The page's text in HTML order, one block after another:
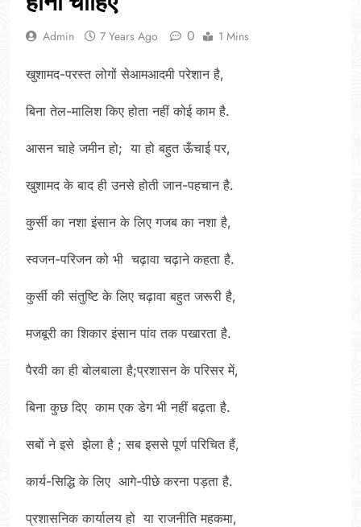
Admin 7 Years Ago 0 1 Mins
खुशामद-परस्त लोगों सेआमआदमी परेशान है,
बिना तेल-मालिश किए होता नहीं कोई काम है.
आसन चाहे जमीन हो; या हो बहुत ऊँचाई पर,
खुशामद के बाद ही उनसे होती जान-पहचान है.
कुर्सी का नशा इंसान के लिए गजब का नशा है,
स्वजन-परिजन को भी चढ़ावा चढ़ाने कहता है.
कुर्सी की संतुष्टि के लिए चढ़ावा बहुत जरूरी है,
मजबूरी का शिकार इंसान पांव तक पखारता है.
पैरवी का ही बोलबाला है;प्रशासन के परिसर में,
बिना कुछ दिए काम एक डेग भी नहीं बढ़ता है.
सबों ने इसे झेला है ; सब इससे पूर्ण परिचित हैं,
कार्य-सिद्धि के लिए आगे-पीछे करना पड़ता है.
प्रशासनिक कार्यालय हो या राजनीति महकमा,